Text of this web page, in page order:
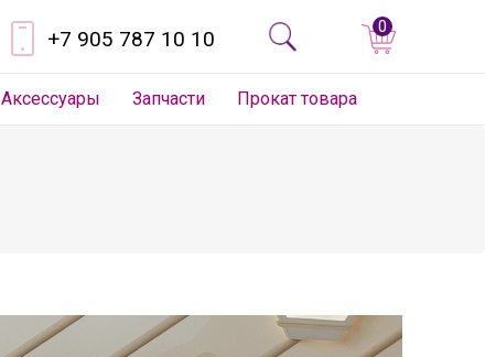
+7 905 787 10 10 0
Аксессуары Запчасти Прокат товара